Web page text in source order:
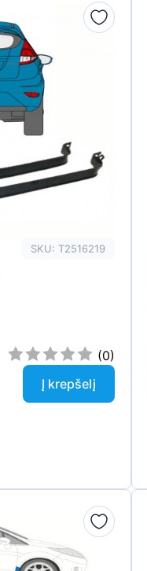
Peugeot
Suzuki
Tesla
SKU: T2516219
(0)
Į krepšelį